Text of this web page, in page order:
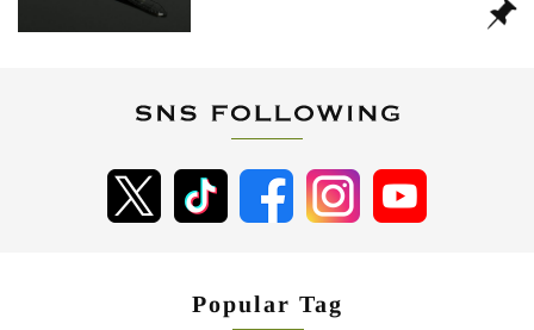
Popular Tag